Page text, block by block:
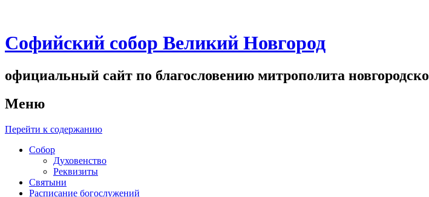
Софийский собор Великий Новгород
официальный сайт по благословению митрополита
Меню
Перейти к содержанию
Собор
Духовенство
Реквизиты
Святыни
Расписание богослужений